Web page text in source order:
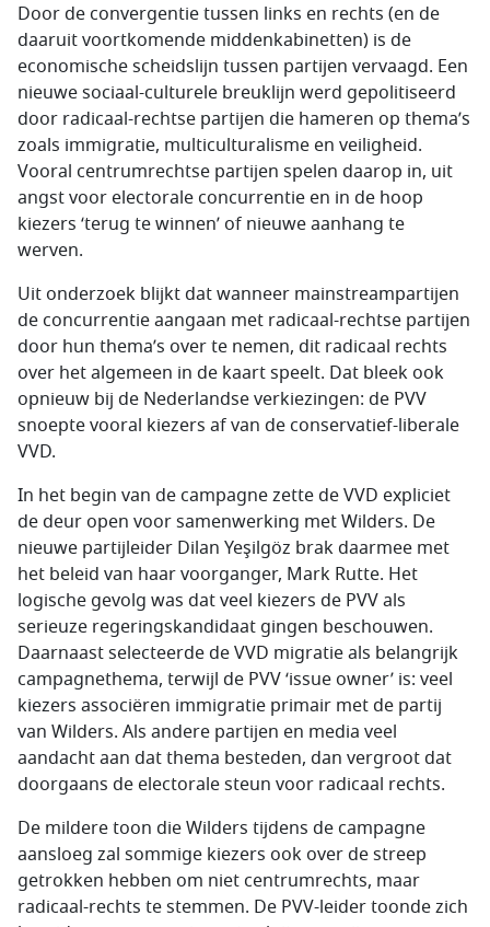
Door de convergentie tussen links en rechts (en de
daaruit voortkomende middenkabinetten) is de
economische scheidslijn tussen partijen vervaagd. Een
nieuwe sociaal-culturele breuklijn werd gepolitiseerd
door radicaal-rechtse partijen die hameren op thema’s
zoals immigratie, multiculturalisme en veiligheid.
Vooral centrumrechtse partijen spelen daarop in, uit
angst voor electorale concurrentie en in de hoop
kiezers ‘terug te winnen’ of nieuwe aanhang te
werven.
Uit onderzoek blijkt dat wanneer mainstreampartijen
de concurrentie aangaan met radicaal-rechtse partijen
door hun thema’s over te nemen, dit radicaal rechts
over het algemeen in de kaart speelt. Dat bleek ook
opnieuw bij de Nederlandse verkiezingen: de PVV
snoepte vooral kiezers af van de conservatief-liberale
VVD.
In het begin van de campagne zette de VVD expliciet
de deur open voor samenwerking met Wilders. De
nieuwe partijleider Dilan Yeşilgöz brak daarmee met
het beleid van haar voorganger, Mark Rutte. Het
logische gevolg was dat veel kiezers de PVV als
serieuze regeringskandidaat gingen beschouwen.
Daarnaast selecteerde de VVD migratie als belangrijk
campagnethema, terwijl de PVV ‘issue owner’ is: veel
kiezers associëren immigratie primair met de partij
van Wilders. Als andere partijen en media veel
aandacht aan dat thema besteden, dan vergroot dat
doorgaans de electorale steun voor radicaal rechts.
De mildere toon die Wilders tijdens de campagne
aansloeg zal sommige kiezers ook over de streep
getrokken hebben om niet centrumrechts, maar
radicaal-rechts te stemmen. De PVV-leider toonde zich